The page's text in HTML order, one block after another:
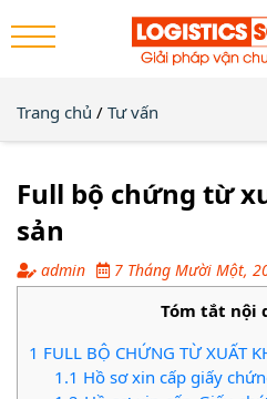
Trang chủ / Tư vấn
Full bộ chứng từ
sản
admin 7 Tháng Mười Một,
Tóm tắt nội
1 FULL BỘ CHỨNG TỪ XUẤT
1.1 Hồ sơ xin cấp giấy